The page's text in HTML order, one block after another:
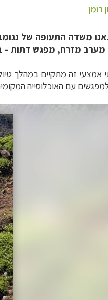
רומן
משדה התעופה של
מערב מזרח, מפגש דתות –
אמצעי זה מתקיים במהלך
עם האוכלוסייה